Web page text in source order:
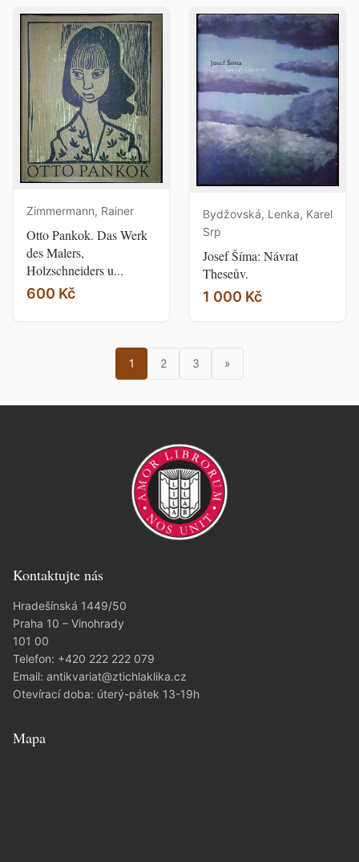
Zimmermann, Rainer
Otto Pankok. Das Werk
des Malers,
Holzschneiders u...
600 Kč
Bydžovská, Lenka, Karel
Srp
Josef Šíma: Návrat
Theseův.
1 000 Kč
1 2 3 »
Kontaktujte nás
Hradešínská 1449/50
Praha 10 – Vinohrady
101 00
Telefon: +420 222 222 079
Email: antikvariat@ztichlaklika.cz
Otevírací doba: úterý-pátek 13-19h
Mapa